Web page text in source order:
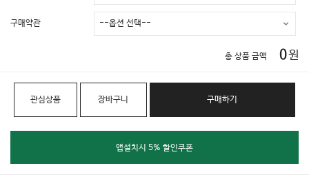
구매약관
총 상품 금액 0원
관심상품 장바구니 구매하기